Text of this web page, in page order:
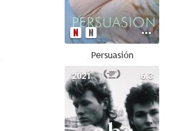
Persuasión
6.3
2021